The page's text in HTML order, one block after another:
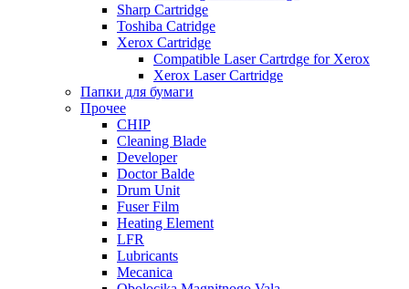
Sharp Cartridge
Toshiba Catridge
Xerox Cartridge
Compatible Laser Cartrdge for Xerox
Xerox Laser Cartridge
Папки для бумаги
Прочее
CHIP
Cleaning Blade
Developer
Doctor Balde
Drum Unit
Fuser Film
Heating Element
LFR
Lubricants
Mecanica